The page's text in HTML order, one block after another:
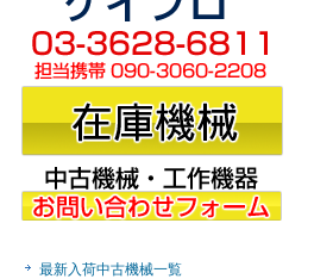
最新入荷中古機械一覧